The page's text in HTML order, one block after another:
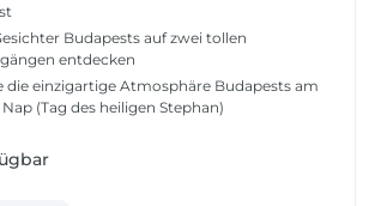
Budapests auf zwei tollen
entdecken
die einzigartige Atmosphäre Budapests am
(Tag des heiligen Stephan)